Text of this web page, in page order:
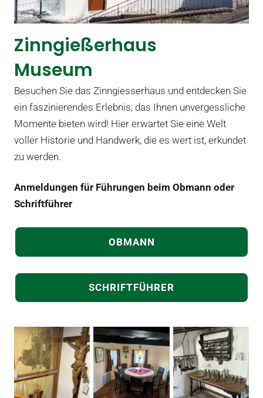
BILDER
GRUPPENBILDER
KOMMANDO
GESCHICHTE DES HAUSES
STATUTEN DER BÜRGERKORPS VERSION 2014
STADT MATTIGHOFEN
LV DER GARDEN O.Ö.
GRABENSEER SCHÜTZEN PERWAN
Zinngießerhaus
Museum
Besuchen Sie das Zinngiesserhaus und entdecken Sie
ein faszinierendes Erlebnis, das Ihnen unvergessliche
Momente bieten wird! Hier erwartet Sie eine Welt
voller Historie und Handwerk, die es wert ist, erkundet
zu werden.
Anmeldungen für Führungen beim Obmann oder
Schriftführer
OBMANN
SCHRIFTFÜHRER